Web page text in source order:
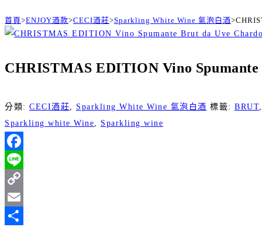
首頁>ENJOY酒款>CECI酒莊>Sparkling White Wine 氣泡白酒>
CHRISTMAS EDITION Vino
分類: CECI酒莊 Sparkling White Wine 氣泡白酒 標籤: BRUT
Sparkling white Wine
Sparkling wine
Facebook
Line
Copy
Link
Email